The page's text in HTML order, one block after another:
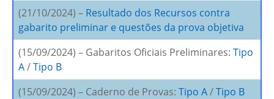
(21/10/2024) – Resultado dos Recursos contra
gabarito preliminar e questões da prova objetiva
(15/09/2024) – Gabaritos Oficiais Preliminares: Tipo
A/Tipo B
(15/09/2024) – Caderno de Provas: Tipo A/Tipo B